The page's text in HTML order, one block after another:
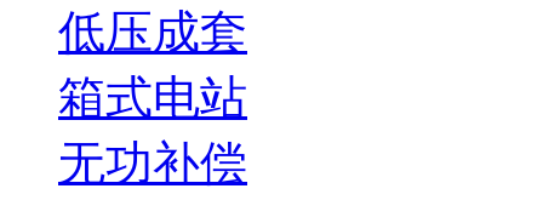
低压成套
箱式电站
无功补偿